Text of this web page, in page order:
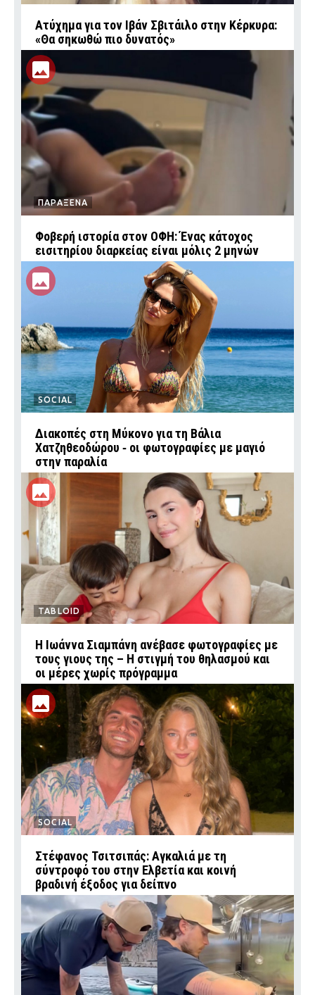
Ατύχημα για τον Ιβάν Σβιτάιλο στην Κέρκυρα:
«Θα σηκωθώ πιο δυνατός»
ΠΑΡΑΞΕΝΑ
Φοβερή ιστορία στον ΟΦΗ: Ένας κάτοχος
εισιτηρίου διαρκείας είναι μόλις 2 μηνών
SOCIAL
Διακοπές στη Μύκονο για τη Βάλια
Χατζηθεοδώρου ‑ οι φωτογραφίες με μαγιό
στην παραλία
TABLOID
H Ιωάννα Σιαμπάνη ανέβασε φωτογραφίες με
τους γιους της – Η στιγμή του θηλασμού και
οι μέρες χωρίς πρόγραμμα
SOCIAL
Στέφανος Τσιτσιπάς: Αγκαλιά με τη
σύντροφό του στην Ελβετία και κοινή
βραδινή έξοδος για δείπνο